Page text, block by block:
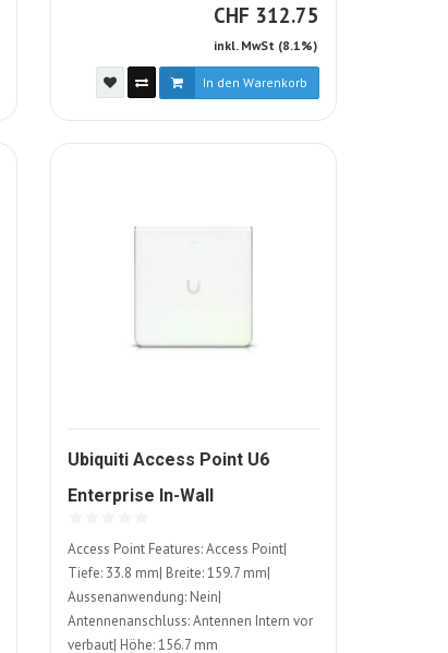
CHF CHF
312.75
inkl. MwSt (8.1%)
In den Warenkorb
Ubiquiti Access Point U6
Enterprise In-Wall1573645-
Access Point Features: Access Point|
Tiefe: 33.8 mm| Breite: 159.7 mm|
Aussenanwendung: Nein|
Antennenanschluss: Antennen Intern vor
verbaut| Höhe: 156.7 mm